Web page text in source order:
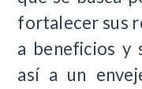
fortalecer sus
a beneficios y
así a un